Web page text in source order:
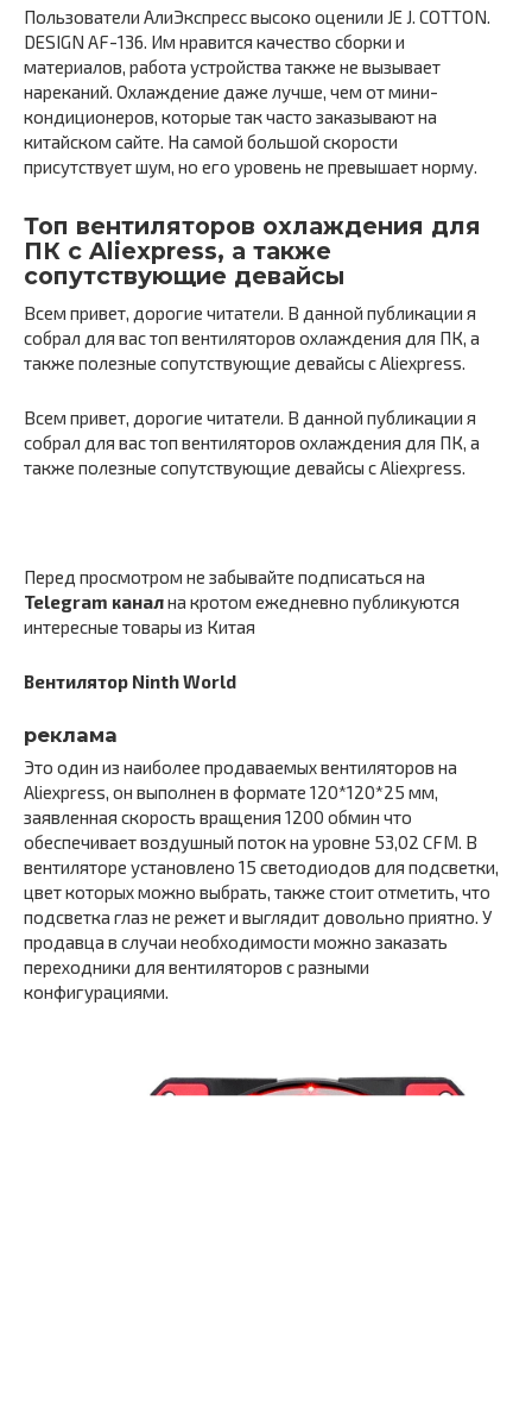
Пользователи АлиЭкспресс высоко оценили JE J. COTTON.
DESIGN AF-136. Им нравится качество сборки и
материалов, работа устройства также не вызывает
нареканий. Охлаждение даже лучше, чем от мини-
кондиционеров, которые так часто заказывают на
китайском сайте. На самой большой скорости
присутствует шум, но его уровень не превышает норму.
Топ вентиляторов охлаждения для
ПК с Aliexpress, а также
сопутствующие девайсы
Всем привет, дорогие читатели. В данной публикации я
собрал для вас топ вентиляторов охлаждения для ПК, а
также полезные сопутствующие девайсы с Aliexpress.
Всем привет, дорогие читатели. В данной публикации я
собрал для вас топ вентиляторов охлаждения для ПК, а
также полезные сопутствующие девайсы с Aliexpress.
Перед просмотром не забывайте подписаться на
Telegram канална кротом ежедневно публикуются
интересные товары из Китая
Вентилятор Ninth World
реклама
Это один из наиболее продаваемых вентиляторов на
Aliexpress, он выполнен в формате 120*120*25 мм,
заявленная скорость вращения 1200 обмин что
обеспечивает воздушный поток на уровне 53,02 CFM. В
вентиляторе установлено 15 светодиодов для подсветки,
цвет которых можно выбрать, также стоит отметить, что
подсветка глаз не режет и выглядит довольно приятно. У
продавца в случаи необходимости можно заказать
переходники для вентиляторов с разными
конфигурациями.